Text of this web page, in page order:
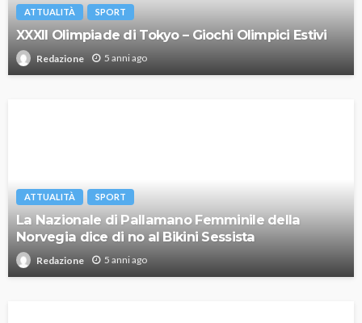
ATTUALITÀ SPORT
XXXII Olimpiade di Tokyo – Giochi Olimpici Estivi
Redazione 5 anni ago
ATTUALITÀ SPORT
La Nazionale di Pallamano Femminile della
Norvegia dice di no al Bikini Sessista
Redazione 5 anni ago